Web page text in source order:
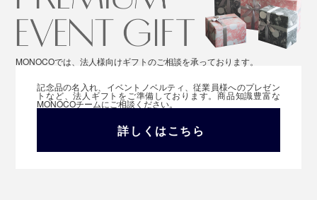
MONOCOでは、法人様向けギフトのご相談を承っております。
記念品の名入れ、イベントノベルティ、従業員様へのプレゼン
トなど、法人ギフトをご準備しております。商品知識豊富な
MONOCOチームにご相談ください。
詳しくはこちら